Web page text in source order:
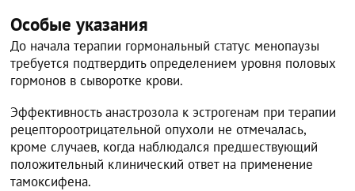
Особые указания
До начала терапии гормональный статус менопаузы
требуется подтвердить определением уровня половых
гормонов в сыворотке крови.
Эффективность анастрозола к эстрогенам при терапии
рецептороотрицательной опухоли не отмечалась,
кроме случаев, когда наблюдался предшествующий
положительный клинический ответ на применение
тамоксифена.